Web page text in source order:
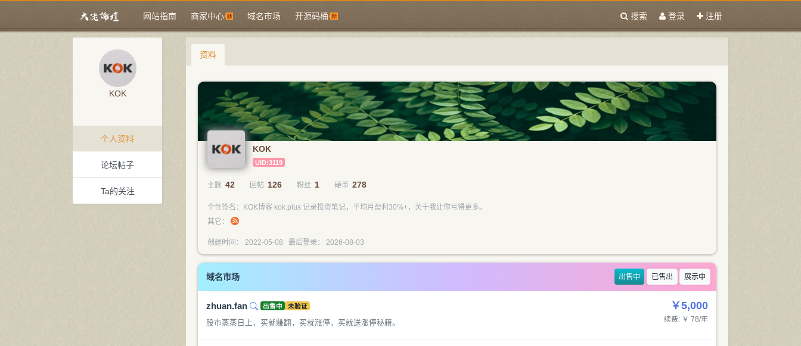
网站指南 商家中心 域名市场 开源码桶 搜索 登录 注册
KOK
个人资料
论坛帖子
Ta的关注
资料
KOK
UID:3119
主题 42 回帖 126 粉丝 1 硬币 278
个性签名：KOK博客 kok.plus 记录投资笔记，平均月盈利30%+，关于我让你亏得更多。
其它：
创建时间： 2022-05-08 最后登录： 2026-08-03
域名市场 出售中 已售出 展示中
zhuan.fan 出售中 未验证
股市蒸蒸日上，买就赚翻，买就涨停，买就送涨停秘籍。
￥5,000
续费: ￥ 78/年